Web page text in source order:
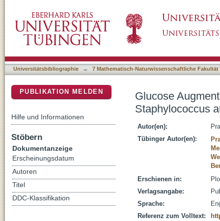
Universitätsbibliographie → 7 Mathematisch-Naturwissenschaftliche Fakultät
Glucose
Staphylococcus
Autor(en):
Tübinger Autor(en):
Erschienen in:
Verlagsangabe:
Sprache:
Referenz zum Volltext:
PUBLIKATION MELDEN
Hilfe und Informationen
Stöbern
Dokumentanzeige
Erscheinungsdatum
Autoren
Titel
DDC-Klassifikation